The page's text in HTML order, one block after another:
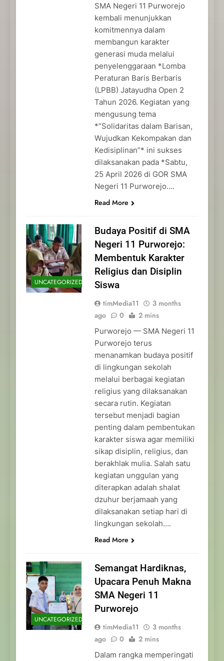
SMA Negeri 11 Purworejo
kembali menunjukkan
komitmennya dalam
membangun karakter
generasi muda melalui
penyelenggaraan *Lomba
Peraturan Baris Berbaris
(LPBB) Jatayudha Open 2
Tahun 2026. Kegiatan yang
mengusung tema
*”Solidaritas dalam Barisan,
Wujudkan Kekompakan dan
Kedisiplinan”* ini sukses
dilaksanakan pada *Sabtu,
25 April 2026 di GOR SMA
Negeri 11 Purworejo….
Read More
UNCATEGORIZED
Budaya Positif di SMA
Negeri 11 Purworejo:
Membentuk Karakter
Religius dan Disiplin
Siswa
timMedia11
3 months
ago
0 2 mins
Purworejo — SMA Negeri 11
Purworejo terus
menanamkan budaya positif
di lingkungan sekolah
melalui berbagai kegiatan
religius yang dilaksanakan
secara rutin. Kegiatan
tersebut menjadi bagian
penting dalam pembentukan
karakter siswa agar memiliki
sikap disiplin, religius, dan
berakhlak mulia. Salah satu
kegiatan unggulan yang
diterapkan adalah shalat
dzuhur berjamaah yang
dilaksanakan setiap hari di
lingkungan sekolah….
Read More
UNCATEGORIZED
Semangat Hardiknas,
Upacara Penuh Makna
SMA Negeri 11
Purworejo
timMedia11
3 months
ago
0 2 mins
Dalam rangka memperingati